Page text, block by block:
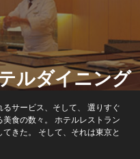
ルダイニング
サービス、そして、 選りすぐ
食の数々。 ホテルレストラン
きた。 そして、それは東京と